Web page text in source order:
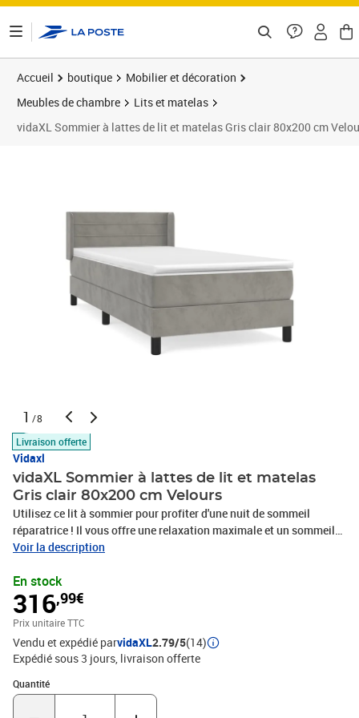
Accueil boutique
Mobilier et décoration
Meubles de chambre
Lits et matelas
vidaXL Sommier à lattes de lit et matelas Gris clair 80x200 cm
1 /8
Livraison offerte
Vidaxl
vidaXL Sommier à lattes de lit et matelas
Gris clair 80x200 cm Velours
Utilisez ce lit à sommier pour profiter d'une nuit de sommeil
réparatrice ! Il vous offre une relaxation maximale et un sommeil
agréable. Velours doux : le velours est un tissu doux et luxueux qui
ont une touche lisse. Le tissu en velours présente un toucher doux
distinctif, ce qui le rend confortable au toucher.Tête de lit pratique
: la tête de lit est réglable en hauteur selon vos préférences. La tête
de lit vous offre un excellent soutien du dos lorsque vous êtes
assis dans votre lit pour lire ou regarder la télévision.Matelas à
ressorts ensachés : le ressort ensaché individuel intégré est connu
pour sa très haute qualité tout en assurant un haut niveau de
durabilité et d'adaptabilité. Il peut absorber efficacement le bruit
Voir la description
En stock
316,99€
Prix unitaire TTC
Vendu et expédié parvidaXL2.79/5(14)
Expédié sous 3 jours livraison offerte
Quantité
Quantité : 1